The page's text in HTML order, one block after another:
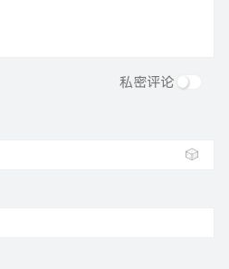
私密评论
🎲